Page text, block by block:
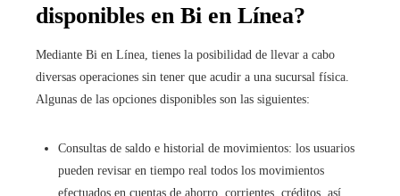
disponibles en Bi en Línea?
Mediante Bi en Línea, tienes la posibilidad de llevar a cabo
diversas operaciones sin tener que acudir a una sucursal física.
Algunas de las opciones disponibles son las siguientes:
Consultas de saldo e historial de movimientos: los usuarios
pueden revisar en tiempo real todos los movimientos
efectuados en cuentas de ahorro, corrientes, créditos, así